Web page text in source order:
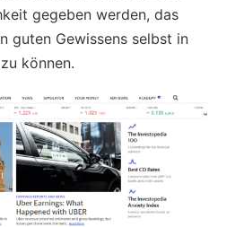
gegeben werden, das
guten Gewissens selbst in
können.